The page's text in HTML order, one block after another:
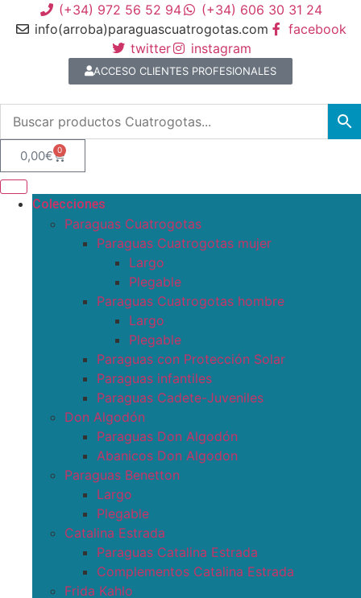
(+34) 972 56 52 94
(+34) 606 30 31 24
info(arroba)paraguascuatrogotas.com
facebook
twitter
instagram
ACCESO CLIENTES PROFESIONALES
0,00€ 0
Colecciones
Paraguas Cuatrogotas
Paraguas Cuatrogotas mujer
Largo
Plegable
Paraguas Cuatrogotas hombre
Largo
Plegable
Paraguas con Protección Solar
Paraguas infantiles
Paraguas Cadete-Juveniles
Don Algodón
Paraguas Don Algodón
Abanicos Don Algodon
Paraguas Benetton
Largo
Plegable
Catalina Estrada
Paraguas Catalina Estrada
Complementos Catalina Estrada
Frida Kahlo